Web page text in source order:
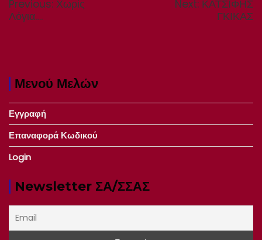
Previous: Previous
Χωρίς
Λόγια….
Next: Next
post:
ΚΑΤΣΙΦΗΣ
ΓΚΙΚΑΣ
Μενού Μελών
Εγγραφή
Επαναφορά Κωδικού
Login
Newsletter ΣΑ/ΣΣΑΣ